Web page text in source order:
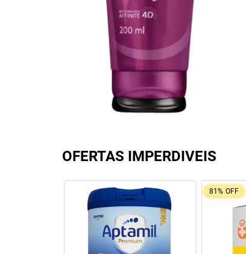
OFERTAS IMPERDIVEIS
OFF 26% OFF
Leve +